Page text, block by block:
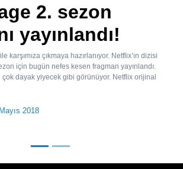
2. sezon
yayınlandı!
karşımıza çıkmaya hazırlanıyor. Netflix’in dizisi
için bugün nefes kesen fragman yayınlandı.
dayak yiyecek gibi görünüyor. Netflix orijinal
2018